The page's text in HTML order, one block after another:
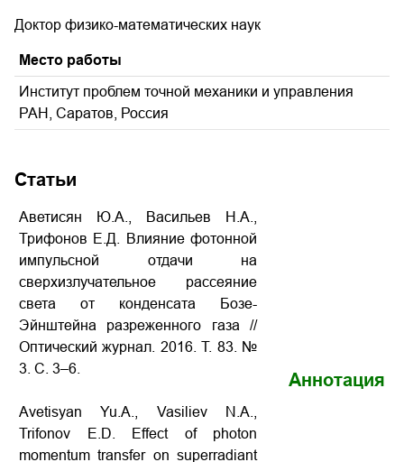
Доктор физико-математических наук
Место работы
Институт проблем точной механики и управления
РАН, Саратов, Россия
Статьи
Аветисян Ю.А., Васильев Н.А.,
Трифонов Е.Д. Влияние фотонной
импульсной отдачи на
сверхизлучательное рассеяние
света от конденсата Бозе-
Эйнштейна разреженного газа //
Оптический журнал. 2016. Т. 83. №
3. С. 3–6.
Avetisyan Yu.A., Vasiliev N.A.,
Trifonov E.D.
Effect of photon
momentum transfer on superradiant
Аннотация